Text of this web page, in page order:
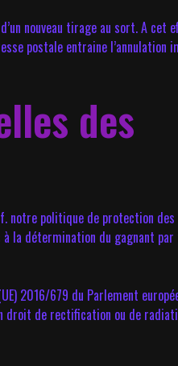
nouveau tirage au sort. A cet
postale entraine l’annulation
des
notre politique de protection des
la détermination du gagnant
2016/679 du Parlement
droit de rectification ou de